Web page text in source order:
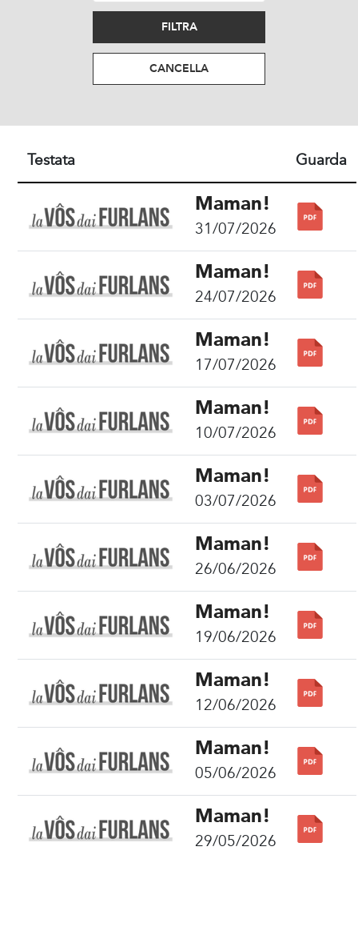
FILTRA
CANCELLA
Testata Guarda
Maman!
31/07/2026
Maman!
24/07/2026
Maman!
17/07/2026
Maman!
10/07/2026
Maman!
03/07/2026
Maman!
26/06/2026
Maman!
19/06/2026
Maman!
12/06/2026
Maman!
05/06/2026
Maman!
29/05/2026